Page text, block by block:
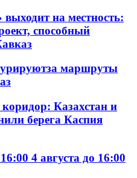
на местность:
способный
маршруты
Казахстан и
берега Каспия
4 августа до 16:00